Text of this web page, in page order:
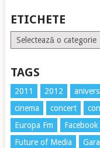
ETICHETE
Etichete
TAGS
2011 2012
cinema
concert
Europa Fm
Facebook
Future of Media